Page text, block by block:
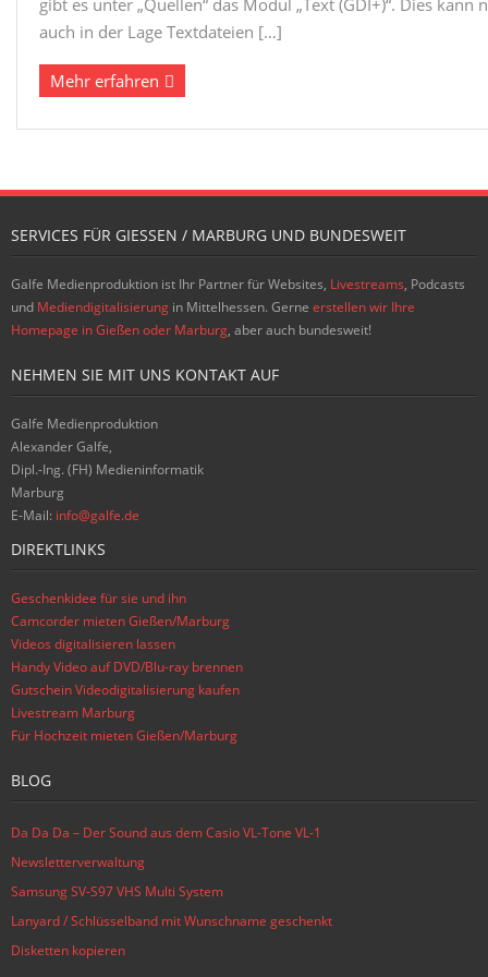
gibt es unter „Quellen“ das Modul „Text (GDI+)“. Dies
auch in der Lage Textdateien […]
Mehr erfahren
SERVICES FÜR GIESSEN / MARBURG UND BUNDESWEIT
Galfe Medienproduktion ist Ihr Partner für Websites, Livestreams, Podcasts
und Mediendigitalisierung in Mittelhessen. Gerne erstellen wir Ihre
Homepage in Gießen oder Marburg, aber auch bundesweit!
NEHMEN SIE MIT UNS KONTAKT AUF
Galfe Medienproduktion
Alexander Galfe,
Dipl.-Ing. (FH) Medieninformatik
Marburg
E-Mail: info@galfe.de
DIREKTLINKS
Geschenkidee für sie und ihn
Camcorder mieten Gießen/Marburg
Videos digitalisieren lassen
Handy Video auf DVD/Blu-ray brennen
Gutschein Videodigitalisierung kaufen
Livestream Marburg
Für Hochzeit mieten Gießen/Marburg
BLOG
Da Da Da – Der Sound aus dem Casio VL-Tone VL-1
Newsletterverwaltung
Samsung SV-S97 VHS Multi System
Lanyard / Schlüsselband mit Wunschname geschenkt
Disketten kopieren